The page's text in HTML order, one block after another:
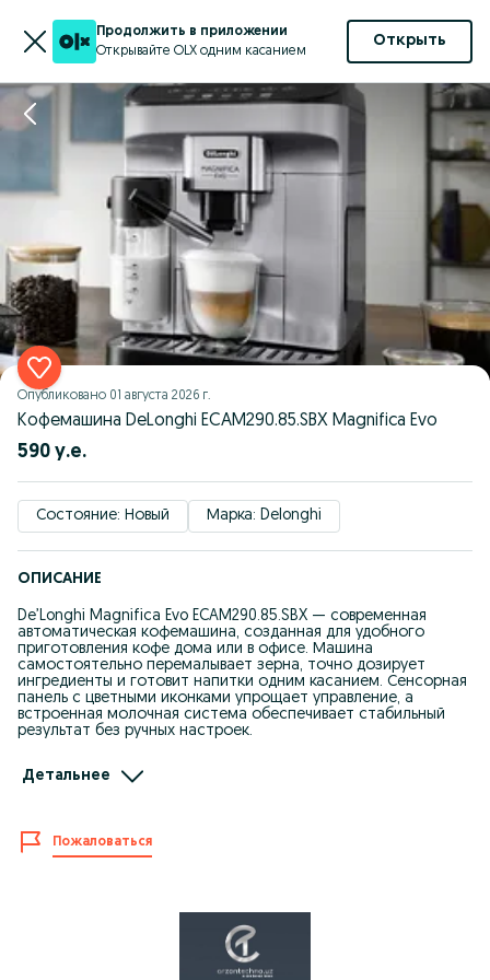
Продолжить в приложении
Открывайте OLX одним касанием
Открыть
Опубликовано 01 августа 2026 г.
Kофемашина DeLonghi ECAM290.85.SBX Magnifica Evo
590 у.е.
Состояние: Новый Марка: Delonghi
ОПИСАНИЕ
De’Longhi Magnifica Evo ECAM290.85.SBX — современная
автоматическая кофемашина, созданная для удобного
приготовления кофе дома или в офисе. Машина
самостоятельно перемалывает зерна, точно дозирует
ингредиенты и готовит напитки одним касанием. Сенсорная
панель с цветными иконками упрощает управление, а
встроенная молочная система обеспечивает стабильный
результат без ручных настроек.
- Полностью автоматический цикл приготовления кофе от
- Приготовление холодного американо для освежающего
кофе без нагрева воды
- Автоматическая молочная система для капучино и латте
- Индивидуальные настройки крепости, объема и
- Минимальный уход за счет автоматической очистки и
Детальнее
Пожаловаться